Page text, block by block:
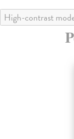
High-contrast